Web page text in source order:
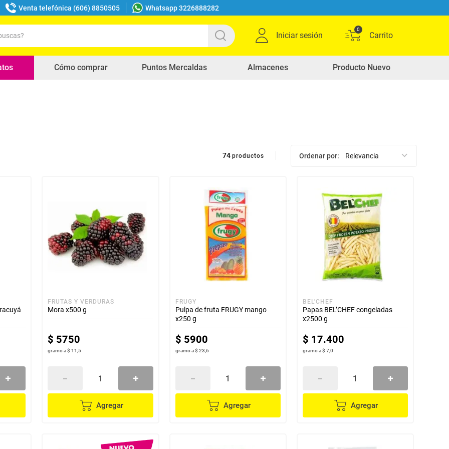
Venta telefónica (606) 8850505 Whatsapp 3226888282
Iniciar sesión
0
Cómo comprar Puntos Mercaldas Almacenes Producto Nuevo
74 productos Ordenar por Relevancia
FRUTAS Y VERDURAS
Mora x500 g
$ 5750
gramoa$ 11,5
Agregar
FRUGY
Pulpa de fruta FRUGY mango
x250 g
$ 5900
gramoa$ 23,6
Agregar
BEL'CHEF
Papas BEL’CHEF congeladas
x2500 g
$ 17.400
gramoa$ 7,0
Agregar
buscados